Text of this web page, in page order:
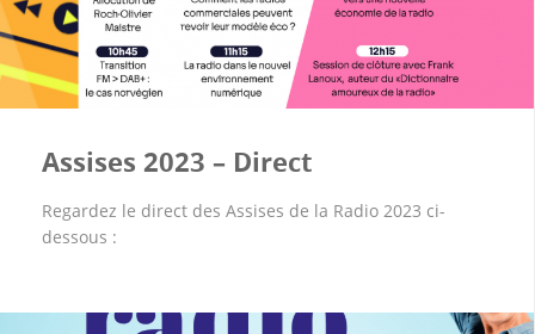
Assises 2023 – Direct
Regardez le direct des Assises de la Radio 2023 ci-
dessous :